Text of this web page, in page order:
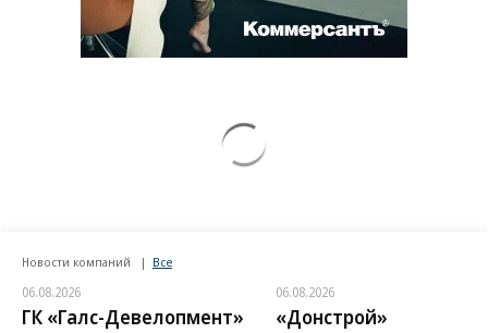
Новости компаний Все
06.08.2026
ГК «Галс-Девелопмент»
06.08.2026
«Донстрой»